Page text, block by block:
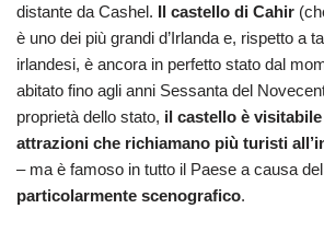
distante da Cashel. Il castello di Cahir
è uno dei più grandi d’Irlanda e, rispetto a
irlandesi, è ancora in perfetto stato dal
abitato fino agli anni Sessanta del
proprietà dello stato, il castello è
attrazioni che richiamano più turisti
– ma è famoso in tutto il Paese a causa del
particolarmente scenografico.